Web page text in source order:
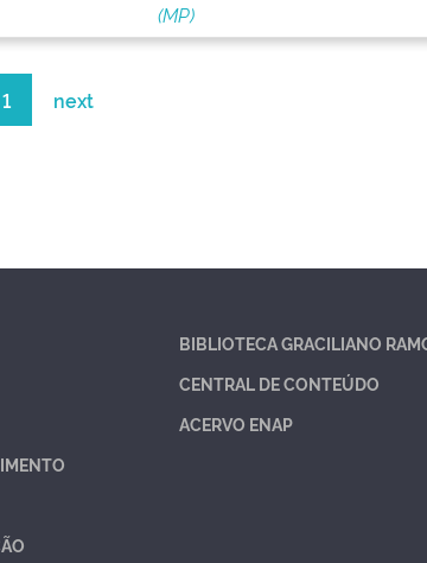
(MP)
1 next
BIBLIOTECA GRACILIANO
CENTRAL DE CONTEÚDO
ACERVO ENAP